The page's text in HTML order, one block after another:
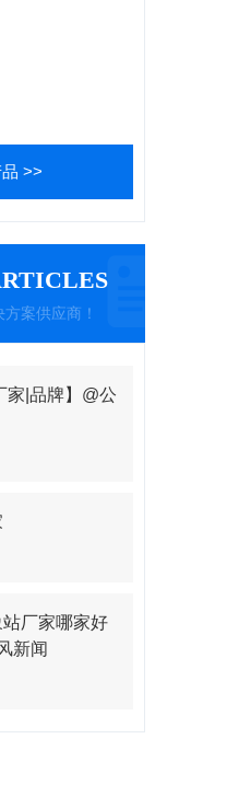
>>
案供应商！
家|品牌】@公
厂家哪家好
新闻